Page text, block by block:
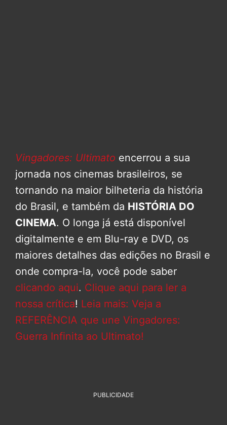
Vingadores: Ultimato encerrou a sua
jornada nos cinemas brasileiros, se
tornando na maior bilheteria da história
do Brasil, e também da HISTÓRIA DO
CINEMA. O longa já está disponível
digitalmente e em Blu-ray e DVD, os
maiores detalhes das edições no Brasil e
onde compra-la, você pode saber
clicando aqui. Clique aqui para ler a
nossa crítica! Leia mais: Veja a
REFERÊNCIA que une Vingadores:
Guerra Infinita ao Ultimato!
PUBLICIDADE